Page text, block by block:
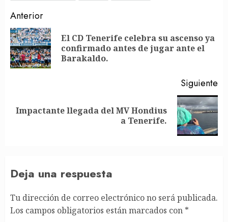
Post
navigation
Anterior
El CD Tenerife celebra su ascenso ya
confirmado antes de jugar ante el
Barakaldo.
Siguiente
Siguiente
Impactante llegada del MV Hondius
a Tenerife.
Deja una respuesta
Tu dirección de correo electrónico no será publicada.
Los campos obligatorios están marcados con *